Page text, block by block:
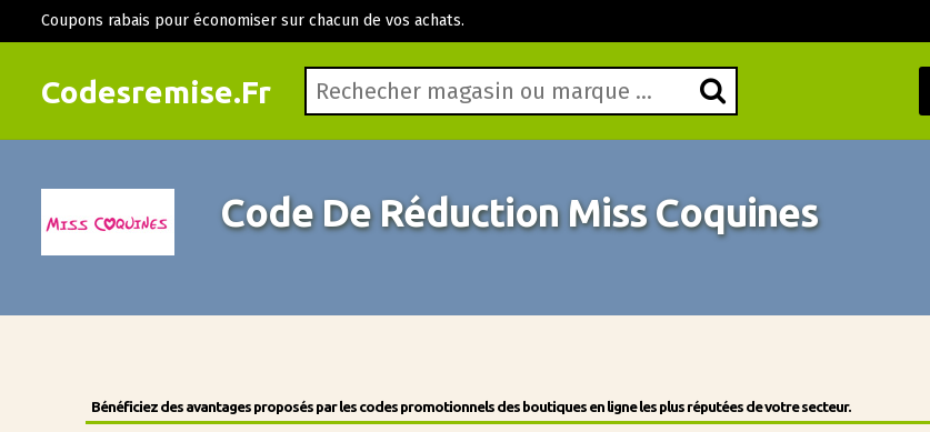
Codesremise.Fr
Coupons rabais pour économiser sur chacun de vos achats.
Code De Réduction Miss Coquines
Bénéficiez des avantages proposés par les codes promotionnels des boutiques en ligne les plus réputées de votre secteur.